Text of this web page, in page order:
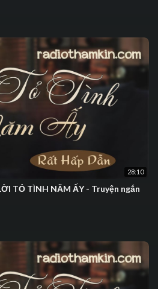
28:10
TỎ TÌNH NĂM ẤY - ⁣Truyện ngắn